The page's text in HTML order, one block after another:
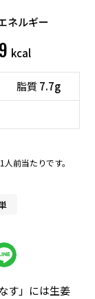
ネルギー
kcal
脂質7.7g
前当たりです。
す」には生姜
卵
満点